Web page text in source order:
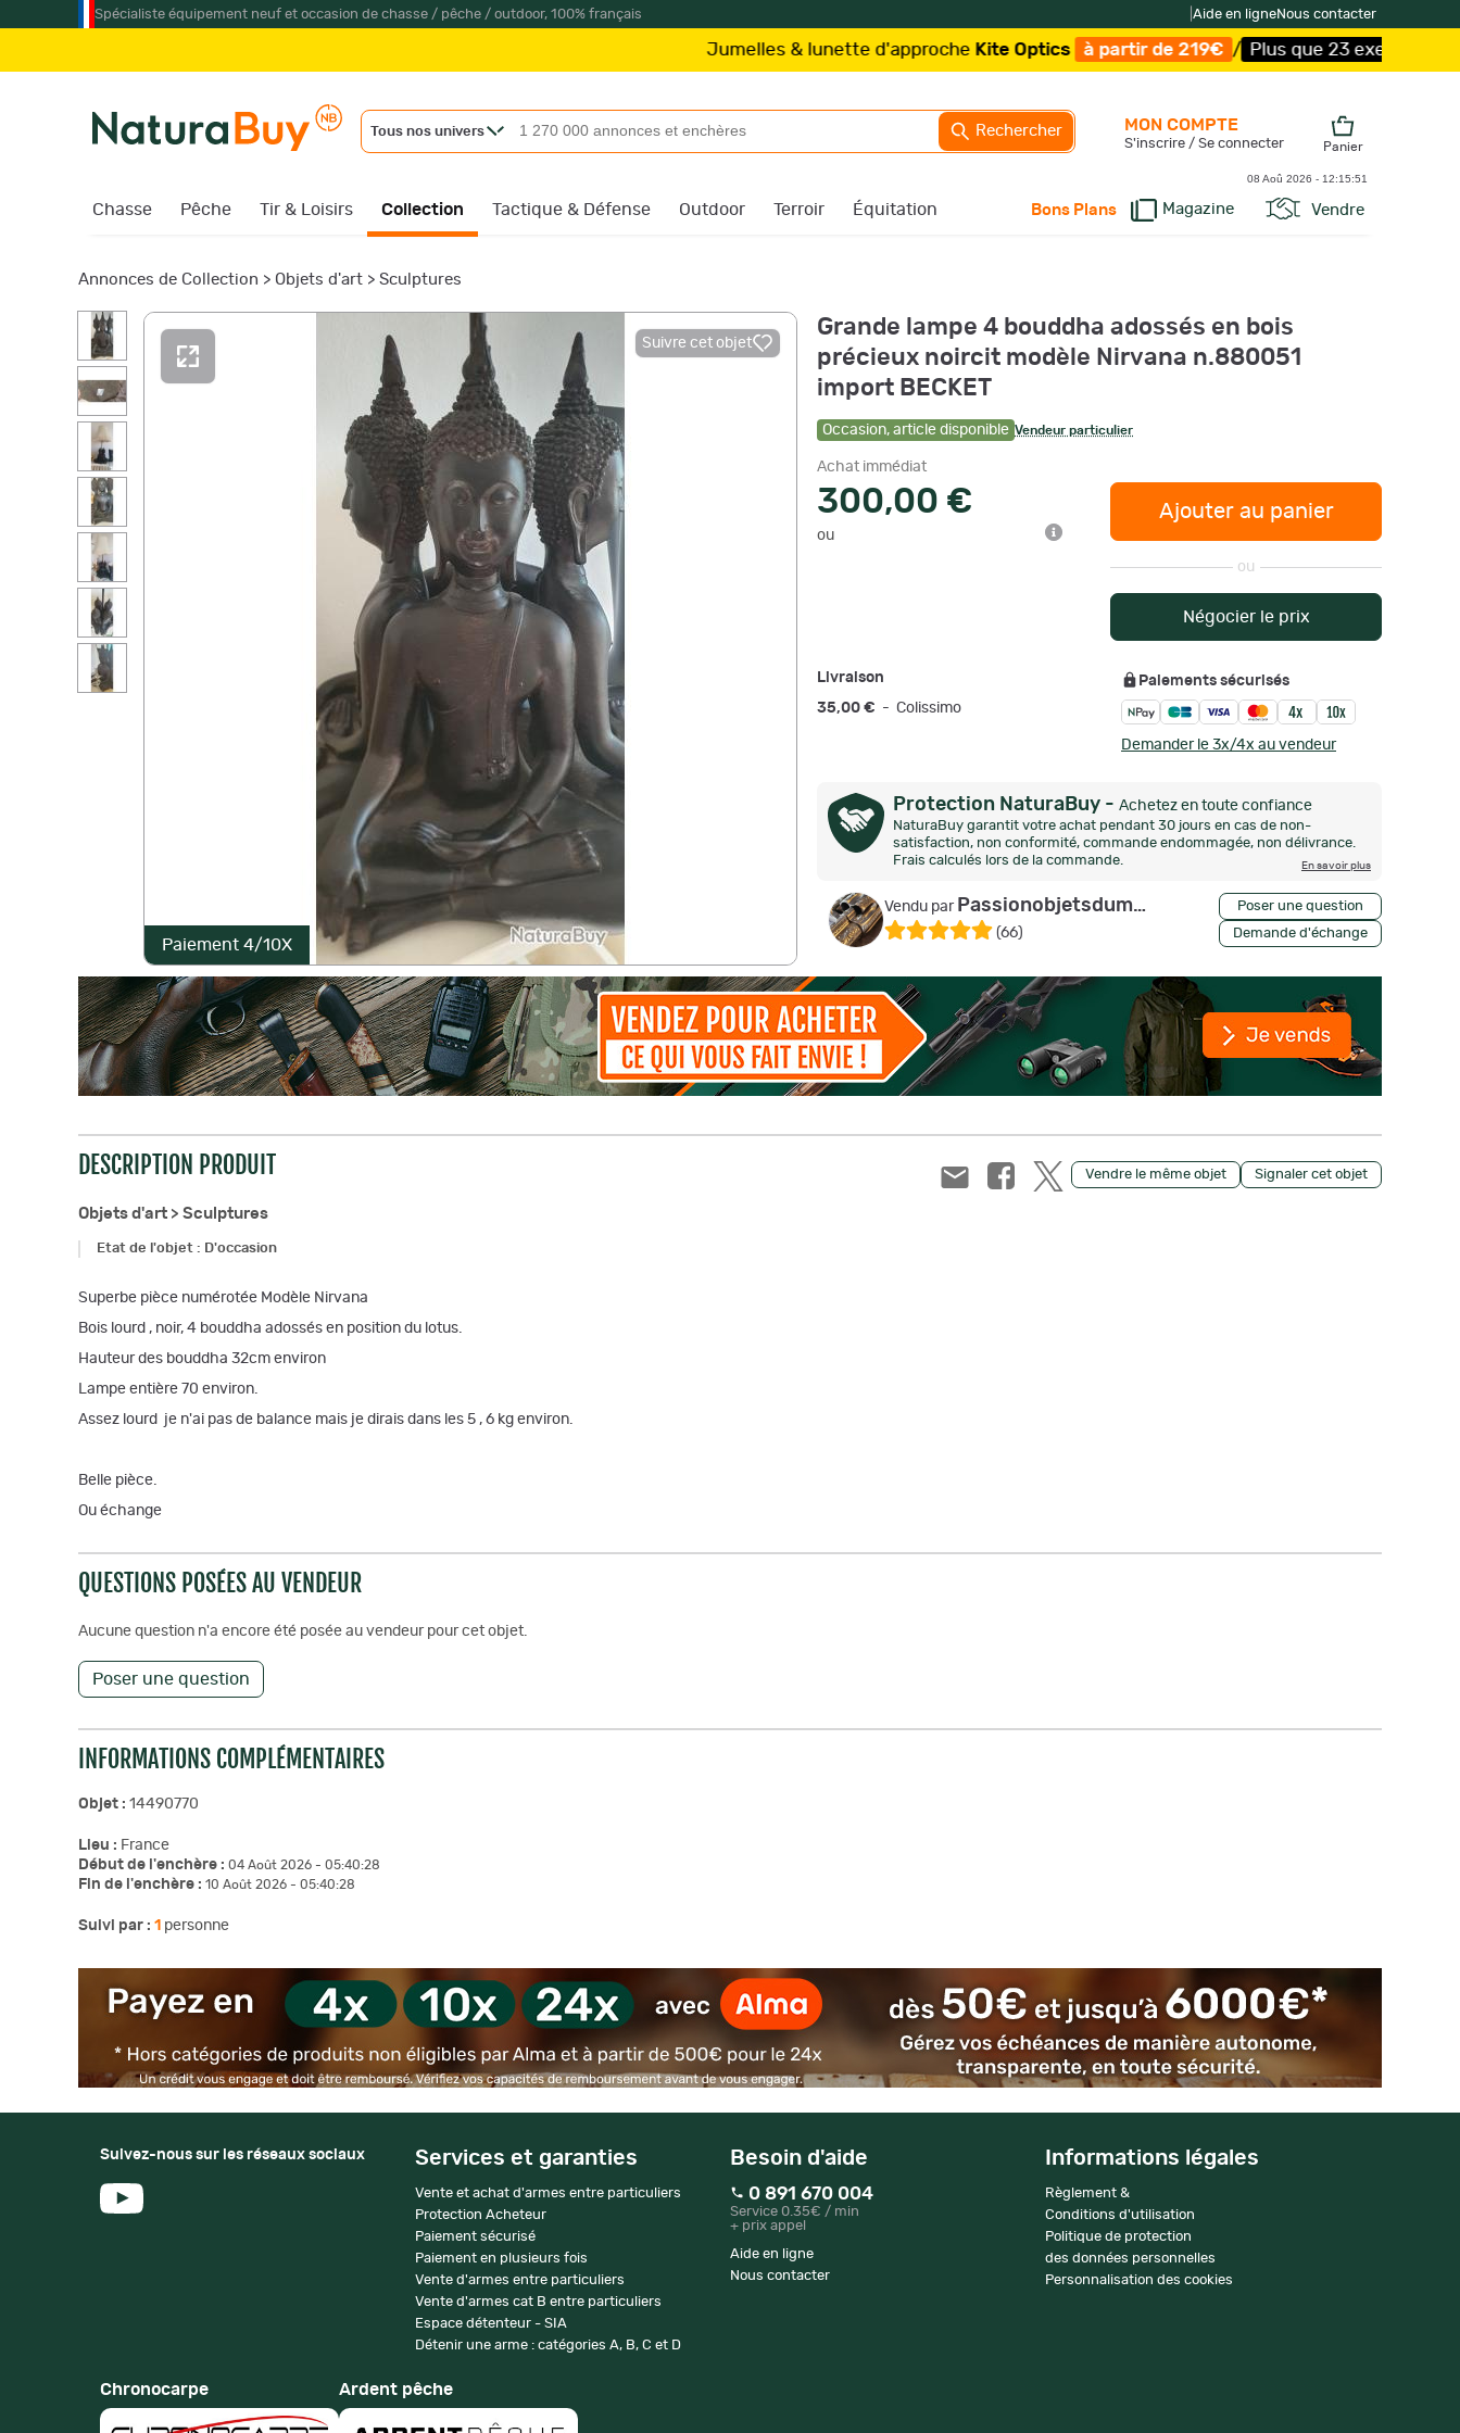
Spécialiste équipement neuf et occasion de chasse / pêche / outdoor, 100% français Aide en ligneNous contacter
Jumelles & lunette d'approcheKite Optics à partir de 219€ / Plus que 23 exemplaires !
Tous nos univers Rechercher
Chasse Pêche Tir & Loisirs Collection Tactique & Défense Outdoor Terroir Équitation Bons Plans Magazine Vendre
MON COMPTE
S'inscrire / Se connecter Panier
08 Aoû 2026 - 12:15:52
Annonces de Collection > Objets d'art > Sculptures
Paiement 4/10X
Suivre cet objet
Grande lampe 4 bouddha adossés en bois
précieux noircit modèle Nirvana n.880051
import BECKET
Occasion, article disponible Vendeur particulier
Achat immédiat
300,00 €
ou
Ajouter au panier
ou
Négocier le prix
Livraison
35,00 € - Colissimo
Paiements sécurisés
Demander le 3x/4x au vendeur
Protection NaturaBuy - Achetez en toute confiance
NaturaBuy garantit votre achat pendant 30 jours en cas de non-
satisfaction, non conformité, commande endommagée, non délivrance.
Frais calculés lors de la commande.
En savoir plus
Vendu par Passionobjetsdumonde
(66) Demande d'échange
Poser une question
Vendre le même objet Signaler cet objet
DESCRIPTION PRODUIT
Objets d'art > Sculptures
Etat de l'objet : D'occasion
Superbe pièce numérotée Modèle Nirvana
Bois lourd , noir, 4 bouddha adossés en position du lotus.
Hauteur des bouddha 32cm environ
Lampe entière 70 environ.
Assez lourd je n'ai pas de balance mais je dirais dans les 5 , 6 kg environ.
Belle pièce.
Ou échange
QUESTIONS POSÉES AU VENDEUR
Aucune question n'a encore été posée au vendeur pour cet objet.
Poser une question
INFORMATIONS COMPLÉMENTAIRES
Objet : 14490770
Lieu : France
Début de l'enchère : 04 Août 2026 - 05:40:28
Fin de l'enchère : 10 Août 2026 - 05:40:28
Suivi par : 1 personne
Suivez-nous sur les réseaux sociaux Services et garanties
Vente et achat d'armes entre particuliers
Protection Acheteur
Paiement sécurisé
Paiement en plusieurs fois
Vente d'armes entre particuliers
Vente d'armes cat B entre particuliers
Espace détenteur - SIA
Détenir une arme : catégories A, B, C et D
Besoin d'aide
0 891 670 004
Service 0.35€ / min
+ prix appel
Aide en ligne
Nous contacter
Informations légales
Règlement &
Conditions d'utilisation
Politique de protection
des données personnelles
Personnalisation des cookies
Chronocarpe Ardent pêche